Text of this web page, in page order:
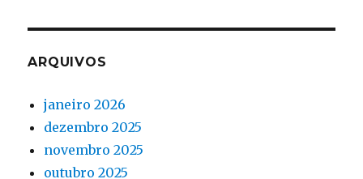
ARQUIVOS
janeiro 2026
dezembro 2025
novembro 2025
outubro 2025